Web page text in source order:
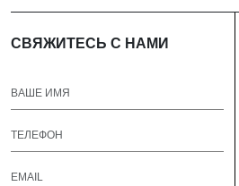
СВЯЖИТЕСЬ С НАМИ